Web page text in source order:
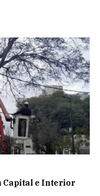
Capital e Interior